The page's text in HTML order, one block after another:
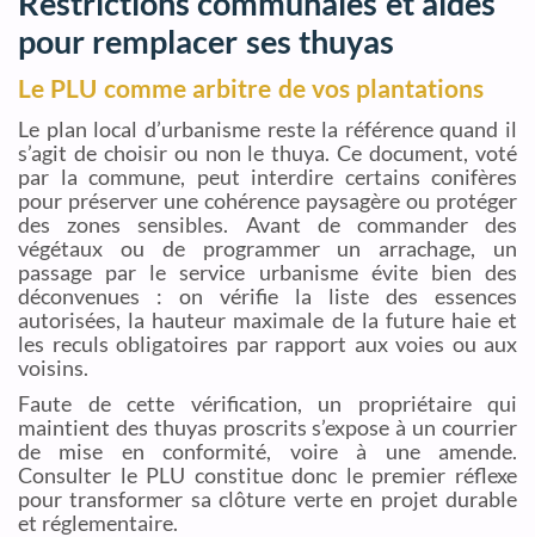
pour remplacer ses thuyas
Le PLU comme arbitre de vos plantations
Le plan local d’urbanisme reste la référence quand il
s’agit de choisir ou non le thuya. Ce document, voté
par la commune, peut interdire certains conifères
pour préserver une cohérence paysagère ou protéger
des zones sensibles. Avant de commander des
végétaux ou de programmer un arrachage, un
passage par le service urbanisme évite bien des
déconvenues : on vérifie la liste des essences
autorisées, la hauteur maximale de la future haie et
les reculs obligatoires par rapport aux voies ou aux
voisins.
Faute de cette vérification, un propriétaire qui
maintient des thuyas proscrits s’expose à un courrier
de mise en conformité, voire à une amende.
Consulter le PLU constitue donc le premier réflexe
pour transformer sa clôture verte en projet durable
et réglementaire.